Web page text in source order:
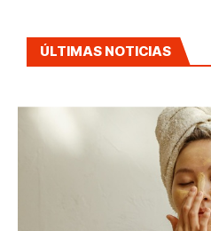
ÚLTIMAS NOTICIAS